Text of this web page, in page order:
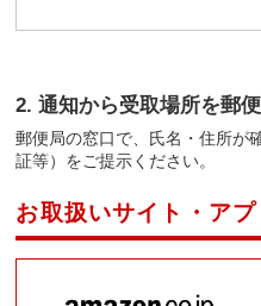
2. 通知から受取場所を郵
郵便局の窓口で、氏名・住所が
証等）をご提示ください。
お取扱いサイト・アプ